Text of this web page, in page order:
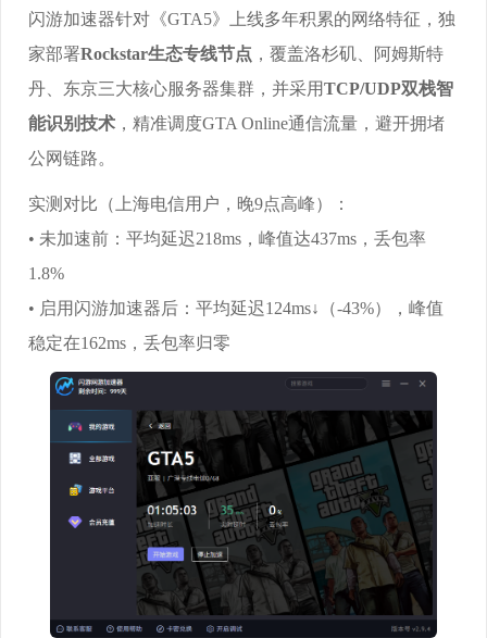
闪游加速器针对《GTA5》上线多年积累的网络特征，独
家部署Rockstar生态专线节点 ，覆盖洛杉矶、阿姆斯特
丹、东京三大核心服务器集群，并采用TCP/UDP双栈智
能识别技术 ，精准调度GTA Online通信流量，避开拥堵
公网链路。
实测对比（上海电信用户，晚9点高峰）：
• 未加速前：平均延迟218ms，峰值达437ms，丢包率
1.8%
• 启用闪游加速器后：平均延迟124ms↓（-43%），峰值
稳定在162ms，丢包率归零